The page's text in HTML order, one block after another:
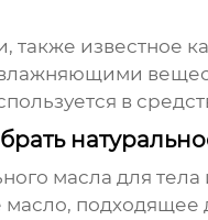
известное
в
масла для тела
подходящее